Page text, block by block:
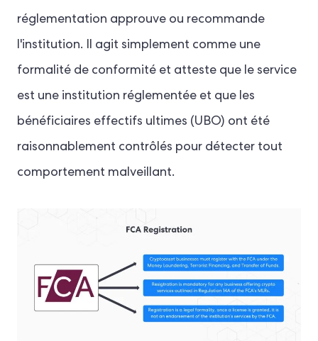
réglementation approuve ou recommande
l'institution. Il agit simplement comme une
formalité de conformité et atteste que le service
est une institution réglementée et que les
bénéficiaires effectifs ultimes (UBO) ont été
raisonnablement contrôlés pour détecter tout
comportement malveillant.